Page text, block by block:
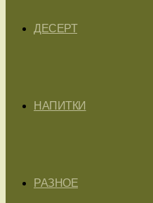
ДЕСЕРТ
НАПИТКИ
РАЗНОЕ